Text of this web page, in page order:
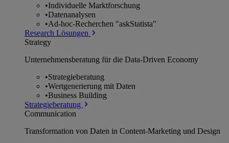
•Individuelle Marktforschung
•Datenanalysen
•Ad-hoc-Recherchen "askStatista"
Research Lösungen
Strategy
Unternehmens­beratung für die Data-Driven Economy
•Strategieberatung
•Wertgenerierung mit Daten
•Business Building
Strategieberatung
Communication
Transformation von Daten in Content-Marketing und Design